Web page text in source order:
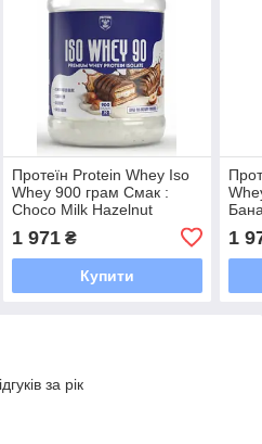
Протеїн Protein Whey Iso
Whey 900 грам Смак :
Choco Milk Hazelnut
1 971₴
Купити
1
за рік